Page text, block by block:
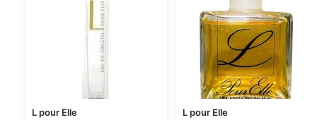
L pour Elle L pour Elle